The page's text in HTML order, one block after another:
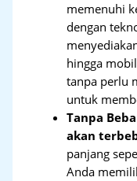
memenuhi
dengan
hingga
tanpa perlu
untuk
Tanpa
akan
panjang
Anda